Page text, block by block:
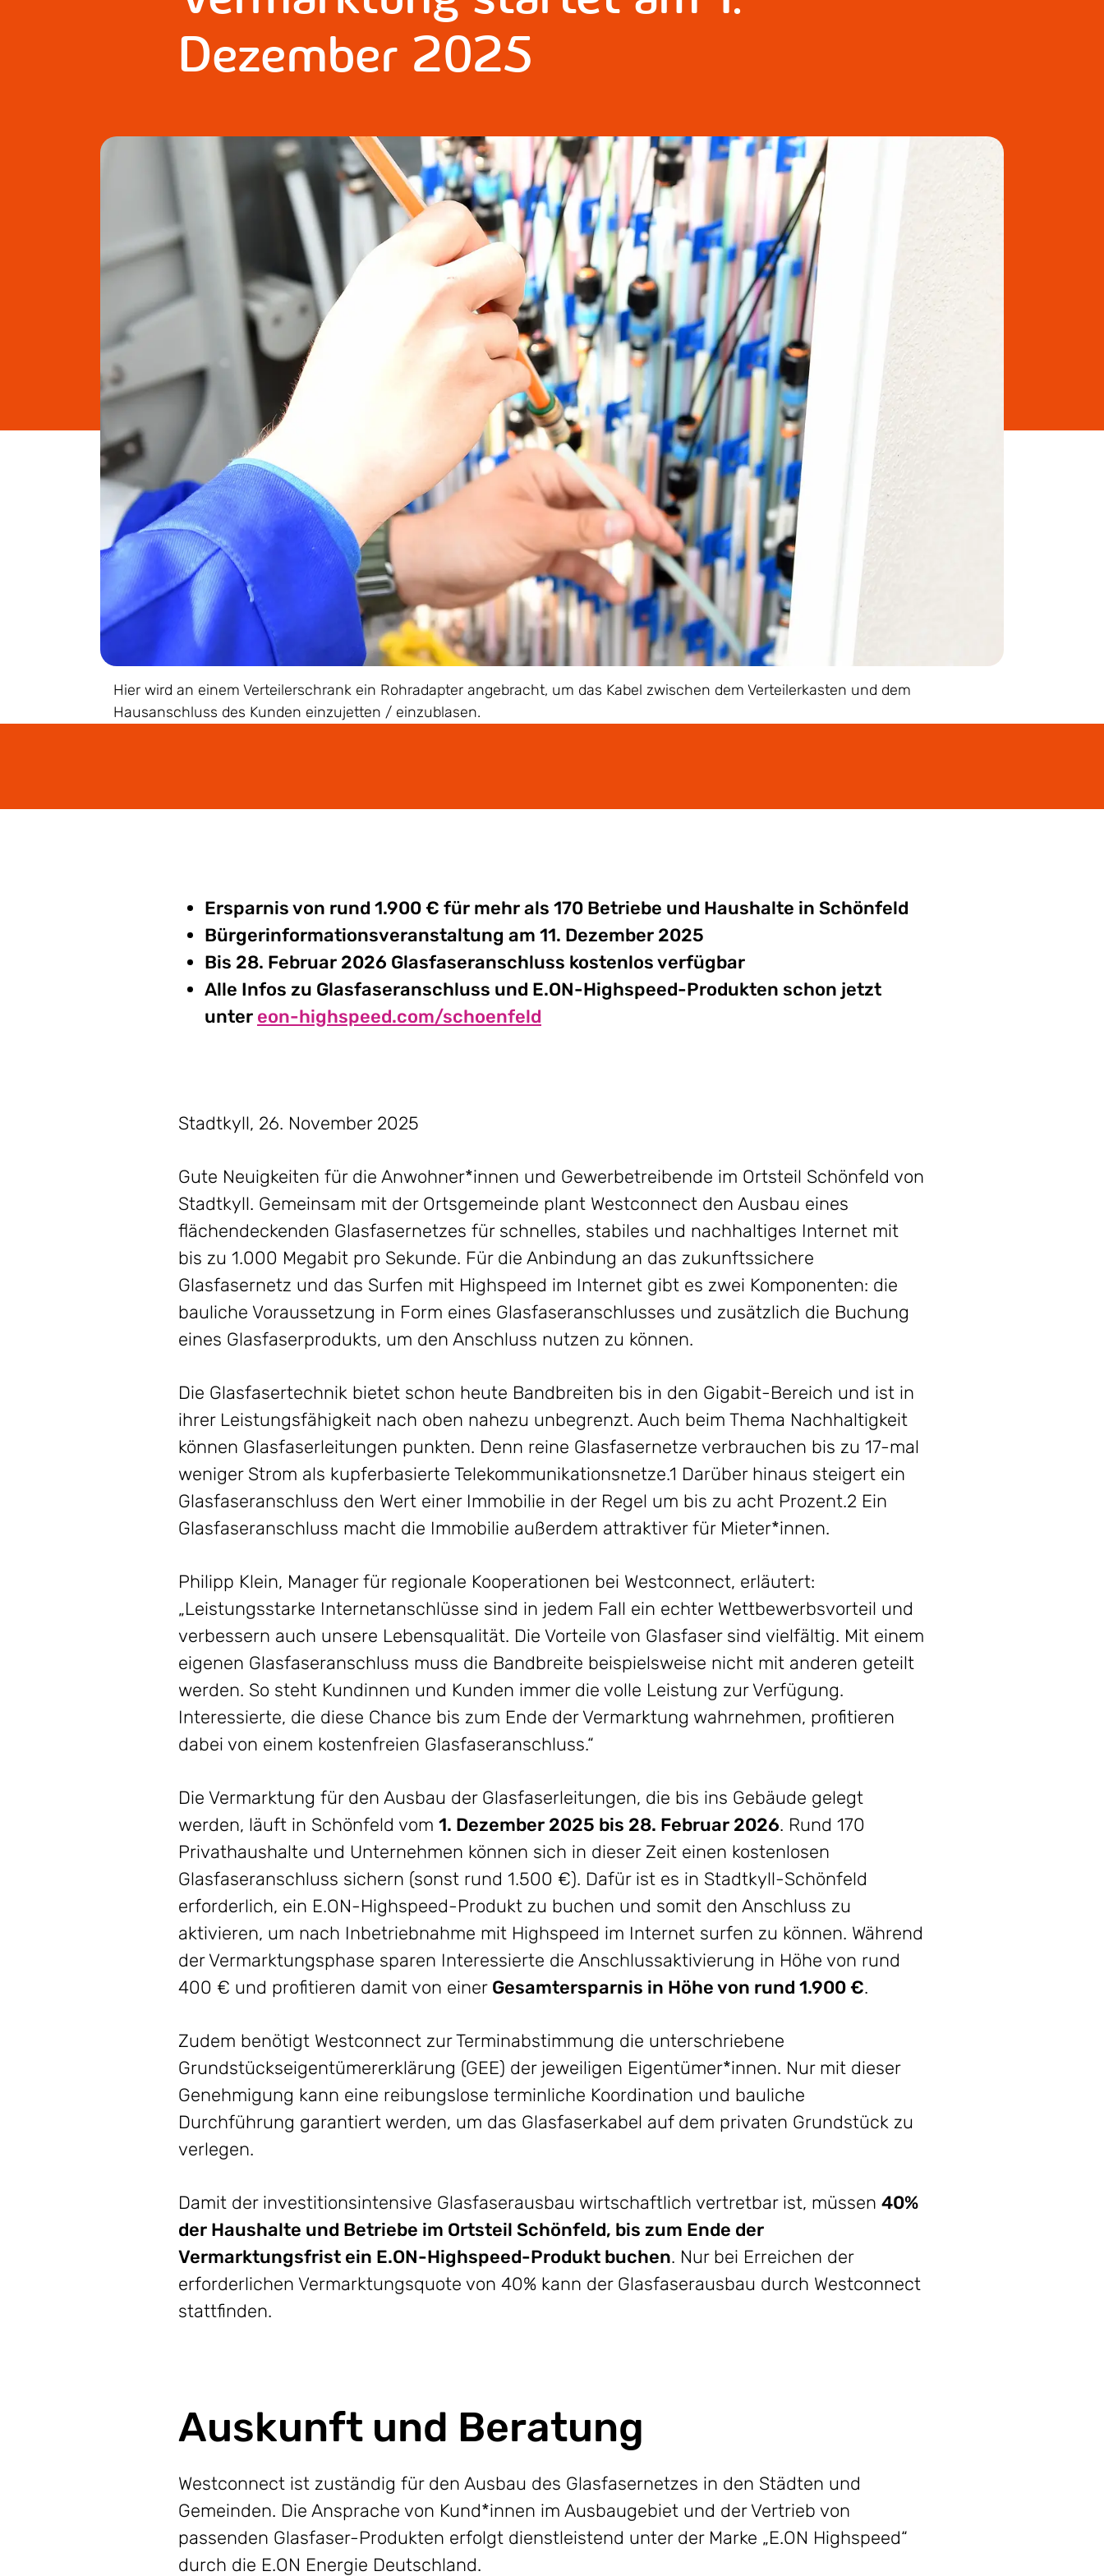
Dezember 2025
Hier wird an einem Verteilerschrank ein Rohradapter angebracht, um das Kabel zwischen dem Verteilerkasten und dem
Hausanschluss des Kunden einzujetten / einzublasen.
Ersparnis von rund 1.900 € für mehr als 170 Betriebe und Haushalte in Schönfeld
Bürgerinformationsveranstaltung am 11. Dezember 2025
Bis 28. Februar 2026 Glasfaseranschluss kostenlos verfügbar
Alle Infos zu Glasfaseranschluss und E.ON-Highspeed-Produkten schon jetzt
unter eon-highspeed.com/schoenfeld
Stadtkyll, 26. November 2025
Gute Neuigkeiten für die Anwohner*innen und Gewerbetreibende im Ortsteil Schönfeld von
Stadtkyll. Gemeinsam mit der Ortsgemeinde plant Westconnect den Ausbau eines
flächendeckenden Glasfasernetzes für schnelles, stabiles und nachhaltiges Internet mit
bis zu 1.000 Megabit pro Sekunde. Für die Anbindung an das zukunftssichere
Glasfasernetz und das Surfen mit Highspeed im Internet gibt es zwei Komponenten: die
bauliche Voraussetzung in Form eines Glasfaseranschlusses und zusätzlich die Buchung
eines Glasfaserprodukts, um den Anschluss nutzen zu können.
Die Glasfasertechnik bietet schon heute Bandbreiten bis in den Gigabit-Bereich und ist in
ihrer Leistungsfähigkeit nach oben nahezu unbegrenzt. Auch beim Thema Nachhaltigkeit
können Glasfaserleitungen punkten. Denn reine Glasfasernetze verbrauchen bis zu 17-mal
weniger Strom als kupferbasierte Telekommunikationsnetze.1 Darüber hinaus steigert ein
Glasfaseranschluss den Wert einer Immobilie in der Regel um bis zu acht Prozent.2 Ein
Glasfaseranschluss macht die Immobilie außerdem attraktiver für Mieter*innen.
Philipp Klein, Manager für regionale Kooperationen bei Westconnect, erläutert:
„Leistungsstarke Internetanschlüsse sind in jedem Fall ein echter Wettbewerbsvorteil und
verbessern auch unsere Lebensqualität. Die Vorteile von Glasfaser sind vielfältig. Mit einem
eigenen Glasfaseranschluss muss die Bandbreite beispielsweise nicht mit anderen geteilt
werden. So steht Kundinnen und Kunden immer die volle Leistung zur Verfügung.
Interessierte, die diese Chance bis zum Ende der Vermarktung wahrnehmen, profitieren
dabei von einem kostenfreien Glasfaseranschluss.“
Die Vermarktung für den Ausbau der Glasfaserleitungen, die bis ins Gebäude gelegt
werden, läuft in Schönfeld vom 1. Dezember 2025 bis 28. Februar 2026. Rund 170
Privathaushalte und Unternehmen können sich in dieser Zeit einen kostenlosen
Glasfaseranschluss sichern (sonst rund 1.500 €). Dafür ist es in Stadtkyll-Schönfeld
erforderlich, ein E.ON-Highspeed-Produkt zu buchen und somit den Anschluss zu
aktivieren, um nach Inbetriebnahme mit Highspeed im Internet surfen zu können. Während
der Vermarktungsphase sparen Interessierte die Anschlussaktivierung in Höhe von rund
400 € und profitieren damit von einer Gesamtersparnis in Höhe von rund 1.900 €.
Zudem benötigt Westconnect zur Terminabstimmung die unterschriebene
Grundstückseigentümererklärung (GEE) der jeweiligen Eigentümer*innen. Nur mit dieser
Genehmigung kann eine reibungslose terminliche Koordination und bauliche
Durchführung garantiert werden, um das Glasfaserkabel auf dem privaten Grundstück zu
verlegen.
Damit der investitionsintensive Glasfaserausbau wirtschaftlich vertretbar ist, müssen 40%
der Haushalte und Betriebe im Ortsteil Schönfeld, bis zum Ende der
Vermarktungsfrist ein E.ON-Highspeed-Produkt buchen. Nur bei Erreichen der
erforderlichen Vermarktungsquote von 40% kann der Glasfaserausbau durch Westconnect
stattfinden.
Auskunft und Beratung
Westconnect ist zuständig für den Ausbau des Glasfasernetzes in den Städten und
Gemeinden. Die Ansprache von Kund*innen im Ausbaugebiet und der Vertrieb von
passenden Glasfaser-Produkten erfolgt dienstleistend unter der Marke „E.ON Highspeed“
durch die E.ON Energie Deutschland.